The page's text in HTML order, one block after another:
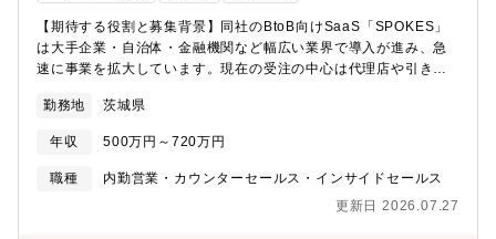
施します。レポーティング・改善提案： 定期的な運用状況の分析
報告を行い、顧客の利益を最大化するための改善策を提示しま
す。■ ベンダーコントロール・事業開発海外ベンダー連携： 海外
わせや設定変更の依頼を行います。新規事業企画： 業務習得後
は、海外の最新不正検知サービスの調査・検証や、新規ソリュー
の不正削減、収益改善、CX向上に貢献できる顧客とのコミュニケ
ーションを図りながら、データ分析・コンサルティングをし、顧
【期待する役割と募集背景】同社のBtoB向けSaaS「SPOKES」
は大手企業・自治体・金融機関など幅広い業界で導入が進み、急
速に事業を拡大しています。現在の受注の中心は代理店や引き合
います。今回ご入社頂く営業兼リードマーケティング担当の方に
は、新たなチャネルの開拓へ向けて、ご経験やノウハウを活かし
てご活躍頂きます。同社が今不足しているのは、自らリードを生
み出し高品質な商談を量産できるWEB（BtoB）マーケティングの
から設計・実行するポジションです。【業務内容】「SPOKES」
勤務地 茨城県
年収 500万円～720万円
職種
内勤営業・カウンターセールス・インサイドセールス
更新日 2026.07.27